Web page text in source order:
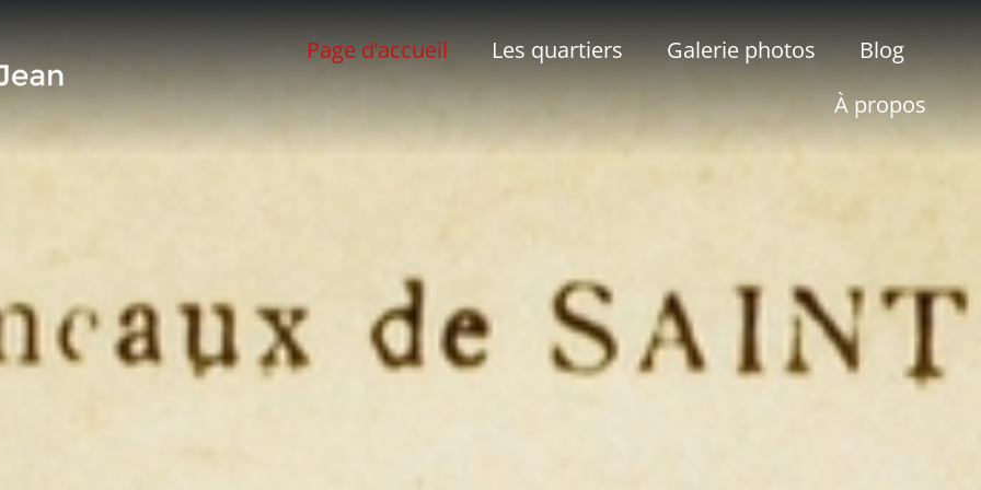
Page d’accueil Les quartiers Galerie photos
Blog
À propos